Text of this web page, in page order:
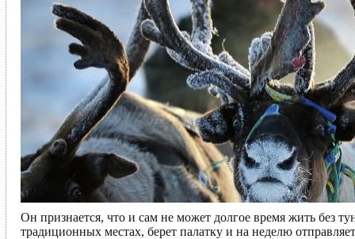
Он признается, что и сам не может долгое время жить без
традиционных местах, берет палатку и на неделю